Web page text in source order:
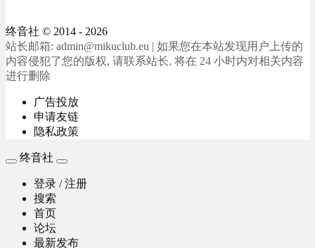
终音社 © 2014 - 2026
站长邮箱: admin@mikuclub.eu | 如果您在本站发现用户上传的
内容侵犯了您的版权, 请联系站长, 将在 24 小时内对相关内容
进行删除
广告投放
申请友链
隐私政策
终音社
登录 / 注册
搜索
首页
论坛
最新发布